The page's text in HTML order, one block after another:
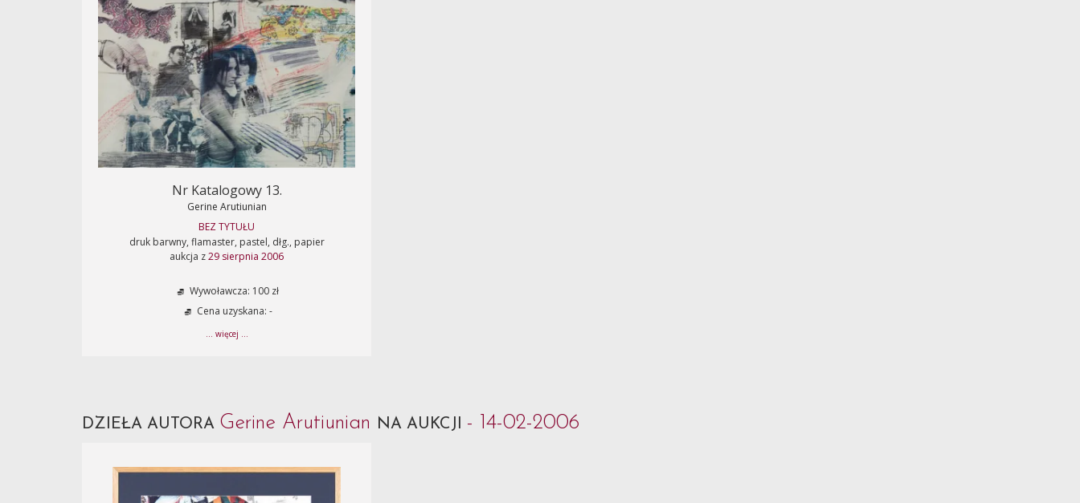
Nr Katalogowy 13.
Gerine Arutiunian
BEZ TYTUŁU
druk barwny, flamaster, pastel, dłg., papier
aukcja z29 sierpnia 2006
Wywoławcza: 100 zł
Cena uzyskana: -
... więcej ...
DZIEŁA AUTORA Gerine Arutiunian NA AUKCJI - 14-02-2006